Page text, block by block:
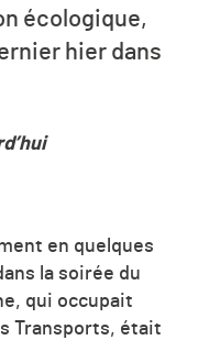
écologique,
hier dans
en quelques
la soirée du
qui occupait
Transports, était